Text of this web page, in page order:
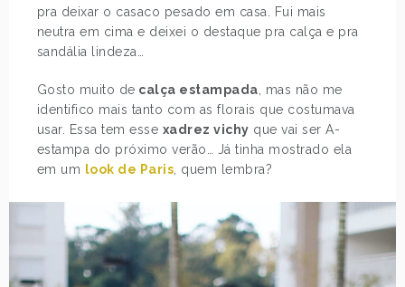
pra deixar o casaco pesado em casa. Fui mais
neutra em cima e deixei o destaque pra calça e pra
sandália lindeza…
Gosto muito de calça estampada , mas não me
identifico mais tanto com as florais que costumava
usar. Essa tem esse xadrez vichy que vai ser A-
estampa do próximo verão… Já tinha mostrado ela
em um look de Paris , quem lembra?